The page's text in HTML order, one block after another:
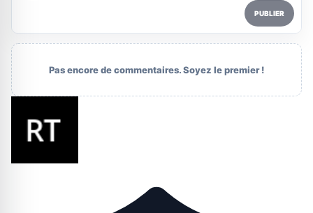
PUBLIER
Pas encore de commentaires. Soyez le premier !